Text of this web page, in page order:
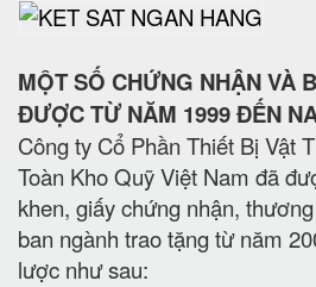
MỘT SỐ CHỨNG NHẬN VÀ
ĐƯỢC TỪ NĂM 1999 ĐẾN
Công ty Cổ Phần Thiết Bị Vật
Toàn Kho Quỹ Việt Nam đã
khen, giấy chứng nhận,
ban ngành trao tặng từ năm
lược như sau: